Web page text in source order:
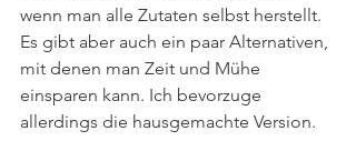
wenn man alle Zutaten selbst herstellt.
Es gibt aber auch ein paar Alternativen,
mit denen man Zeit und Mühe
einsparen kann. Ich bevorzuge
allerdings die hausgemachte Version.